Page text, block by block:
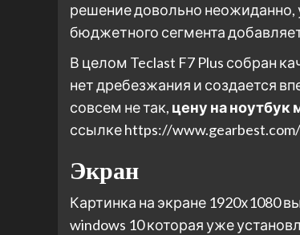
решение довольно неожиданно,
бюджетного сегмента
В целом Teclast F7 Plus собран
нет дребезжания и создается
совсем не так, цену на ноутбук
ссылке https://
Экран
Картинка на экране 1920х1080
windows 10 которая уже